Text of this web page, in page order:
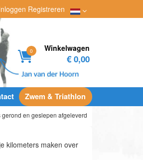
Registreren
0 Winkelwagen
€ 0,00
Zwem & Triathlon
gerond en geslepen afgeleverd
kilometers maken over